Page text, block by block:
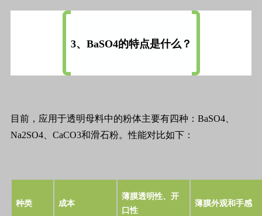
3、BaSO4的特点是什么？
目前，应用于透明母料中的粉体主要有四种：BaSO4、
Na2SO4、CaCO3和滑石粉。性能对比如下：
种类 成本
薄膜透明性、开
口性
薄膜外观和手感